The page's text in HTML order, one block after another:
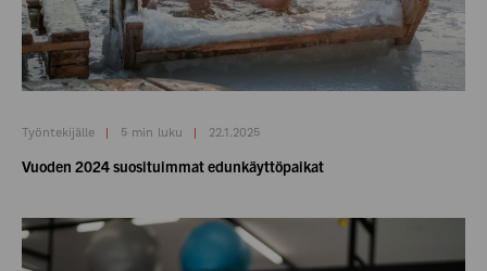
Vuoden 2024 suosituimmat edunkäyttöpaikat
Työntekijälle 5 min luku 22.1.2025